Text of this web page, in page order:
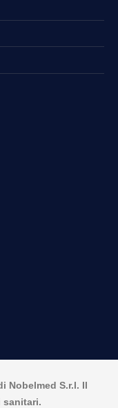
Nobelmed S.r.l. Il
sanitari.